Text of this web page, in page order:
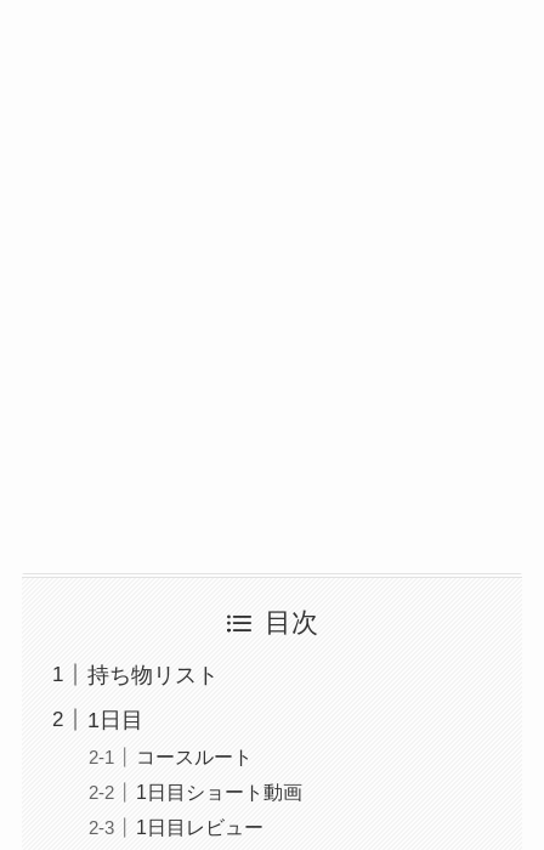
目次
持ち物リスト
1日目
コースルート
1日目ショート動画
1日目レビュー